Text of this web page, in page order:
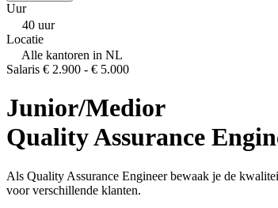
Uur
40 uur
Locatie
Alle kantoren in NL
Salaris € 2.900 - € 5.000
Junior/Medior
Quality Assurance
Als Quality Assurance Engineer bewaak je de
voor verschillende klanten.